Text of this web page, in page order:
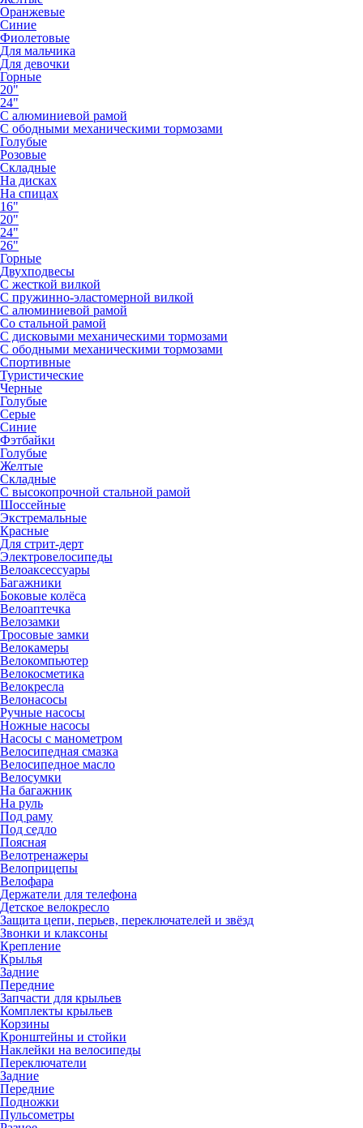
Оранжевые
Синие
Фиолетовые
Для мальчика
Для девочки
Горные
20"
24"
С алюминиевой рамой
С ободными механическими тормозами
Голубые
Розовые
Складные
На дисках
На спицах
16"
20"
24"
26"
Горные
Двухподвесы
С жесткой вилкой
С пружинно-эластомерной вилкой
С алюминиевой рамой
Со стальной рамой
С дисковыми механическими тормозами
С ободными механическими тормозами
Спортивные
Туристические
Черные
Голубые
Серые
Синие
Фэтбайки
Голубые
Желтые
Складные
С высокопрочной стальной рамой
Шоссейные
Экстремальные
Красные
Для стрит-дерт
Электровелосипеды
Велоаксессуары
Багажники
Боковые колёса
Велоаптечка
Велозамки
Тросовые замки
Велокамеры
Велокомпьютер
Велокосметика
Велокресла
Велонасосы
Ручные насосы
Ножные насосы
Насосы с манометром
Велосипедная смазка
Велосипедное масло
Велосумки
На багажник
На руль
Под раму
Под седло
Поясная
Велотренажеры
Велоприцепы
Велофара
Держатели для телефона
Детское велокресло
Защита цепи, перьев, переключателей и звёзд
Звонки и клаксоны
Крепление
Крылья
Задние
Передние
Запчасти для крыльев
Комплекты крыльев
Корзины
Кронштейны и стойки
Наклейки на велосипеды
Переключатели
Задние
Передние
Подножки
Пульсометры